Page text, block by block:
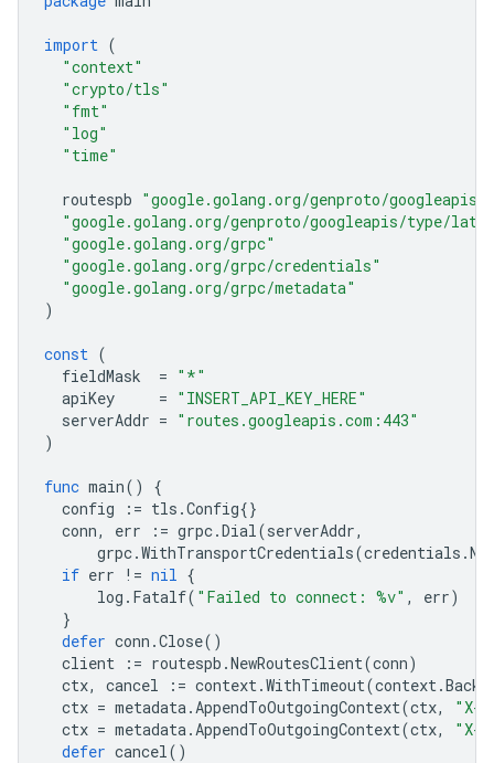
import (
"context"
"crypto/tls"
"fmt"
"log"
"time"
routespb "google.golang.org/genproto/googleapis/
"google.golang.org/genproto/googleapis/type/
"google.golang.org/grpc"
"google.golang.org/grpc/credentials"
"google.golang.org/grpc/metadata"
)
const (
fieldMask
= "*"
apiKey
= "INSERT_API_KEY_HERE"
serverAddr = "routes.googleapis.com:443"
)
func main()
{
config
:= tls .Config{}
conn, err := grpc.Dial(serverAddr,
grpc.WithTransportCredentials(credentials .
if err != nil {
log . Fatalf( "Failed to connect: %v" , err)
}
defer conn .Close()
client
:= routespb .NewRoutesClient(conn)
ctx, cancel := context.WithTimeout(context.
ctx = metadata.AppendToOutgoingContext(ctx,
"X-
ctx = metadata.AppendToOutgoingContext(ctx,
"X-
defer cancel()